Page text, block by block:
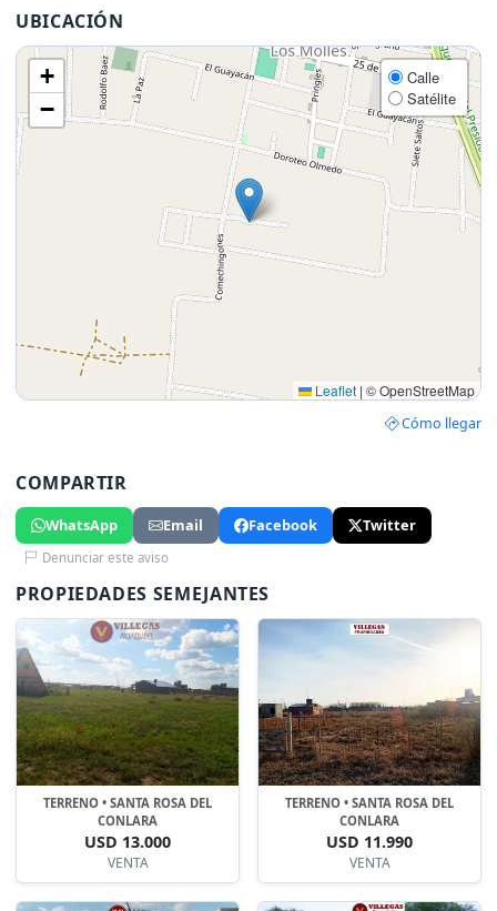
UBICACIÓN
+
−
Calle
Satélite
Leaflet | © OpenStreetMap
Cómo llegar
COMPARTIR
WhatsApp Email Facebook Twitter
Denunciar este aviso
PROPIEDADES SEMEJANTES
TERRENO • SANTA ROSA DEL
CONLARA
USD 13.000
VENTA
TERRENO • SANTA ROSA DEL
CONLARA
USD 11.990
VENTA